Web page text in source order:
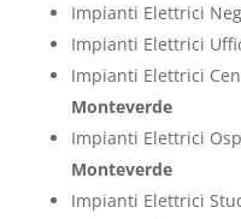
Impianti Elettrici
Impianti Elettrici
Impianti Elettrici
Monteverde
Impianti Elettrici
Monteverde
Impianti Elettrici